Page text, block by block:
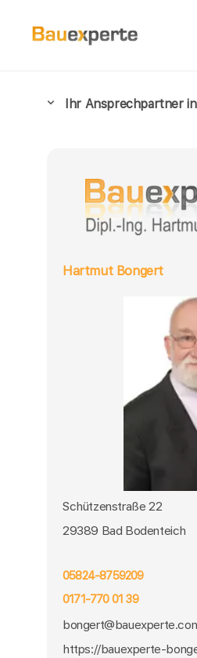
Ihr Ansprechpartner
Hartmut Bongert
Schützenstraße 22
29389 Bad Bodenteich
05824-8759209
0171-770 01 39
https://bauexperte-